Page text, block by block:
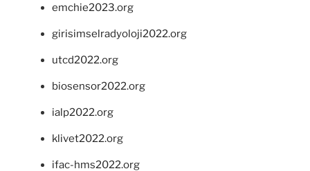
emchie2023.org
girisimselradyoloji2022.org
utcd2022.org
biosensor2022.org
ialp2022.org
klivet2022.org
ifac-hms2022.org